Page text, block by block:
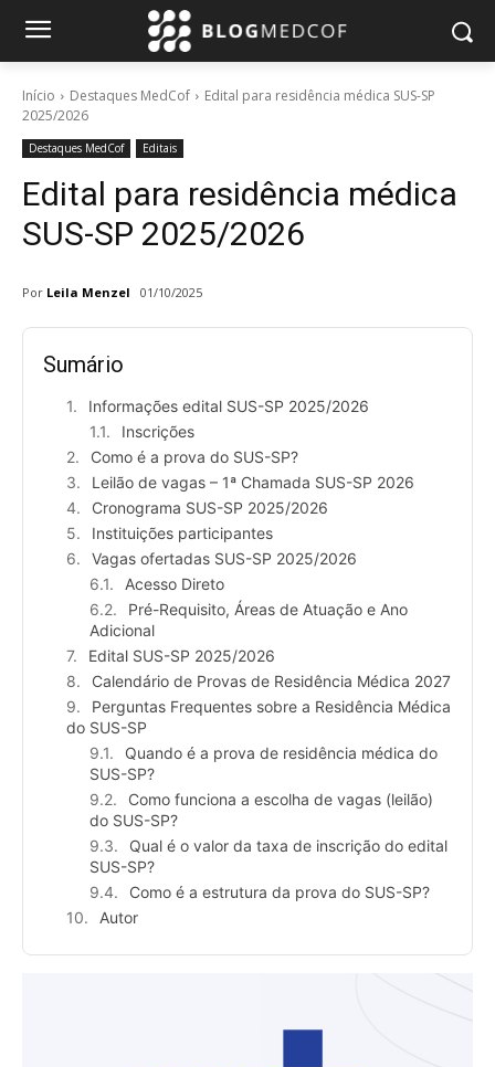
Início Destaques MedCof
Edital para residência médica SUS-SP
2025/2026
Destaques MedCof Editais
Edital para residência médica
SUS-SP 2025/2026
Por Leila Menzel 01/10/2025
Sumário
Informações edital SUS-SP 2025/2026
Inscrições
Como é a prova do SUS-SP?
Leilão de vagas – 1ª Chamada SUS-SP 2026
Cronograma SUS-SP 2025/2026
Instituições participantes
Vagas ofertadas SUS-SP 2025/2026
Acesso Direto
Pré-Requisito, Áreas de Atuação e Ano
Adicional
Edital SUS-SP 2025/2026
Calendário de Provas de Residência Médica 2027
Perguntas Frequentes sobre a Residência Médica
do SUS-SP
Quando é a prova de residência médica do
SUS-SP?
Como funciona a escolha de vagas (leilão)
do SUS-SP?
Qual é o valor da taxa de inscrição do edital
SUS-SP?
Como é a estrutura da prova do SUS-SP?
Autor